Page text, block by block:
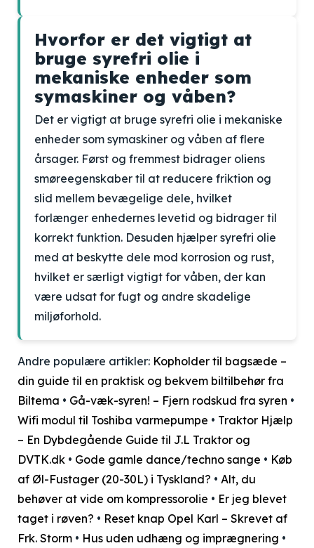
Hvorfor er det vigtigt at
bruge syrefri olie i
mekaniske enheder som
symaskiner og våben?
Det er vigtigt at bruge syrefri olie i mekaniske
enheder som symaskiner og våben af flere
årsager. Først og fremmest bidrager oliens
smøreegenskaber til at reducere friktion og
slid mellem bevægelige dele, hvilket
forlænger enhedernes levetid og bidrager til
korrekt funktion. Desuden hjælper syrefri olie
med at beskytte dele mod korrosion og rust,
hvilket er særligt vigtigt for våben, der kan
være udsat for fugt og andre skadelige
miljøforhold.
Andre populære artikler: Kopholder til bagsæde –
din guide til en praktisk og bekvem biltilbehør fra
Biltema • Gå-væk-syren! – Fjern rodskud fra syren •
Wifi modul til Toshiba varmepumpe • Traktor Hjælp
– En Dybdegående Guide til J.L Traktor og
DVTK.dk • Gode gamle dance/techno sange • Køb
af Øl-Fustager (20-30L) i Tyskland? • Alt, du
behøver at vide om kompressorolie • Er jeg blevet
taget i røven? • Reset knap Opel Karl – Skrevet af
Frk. Storm • Hus uden udhæng og imprægnering •